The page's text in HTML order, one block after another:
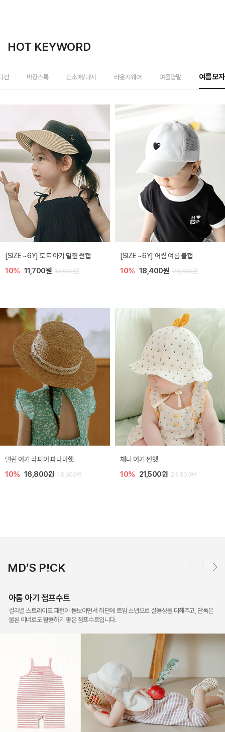
HOT KEYWORD
가디건 바캉스룩 민소매/나시 라운지웨어 여름양말 여
아레 니트 아기 가디건
5% 39,900원 42,000원
노리 니트 아기 가디건
10% 35,100원 39,000원
[SIZE ~6Y] 슈미 가디건
5% 17,100원 18,000원
[SIZE ~6Y] 마인 니트 가디건
10% 26,100원 29,000원
MD’S P!CK
아롬 아기 점프수트
컬러별 스트라이프 패턴이 돋보이면서 하단에 트임 스냅으로 실용성을 더해주고, 단독은
물론 이너로도 활용하기 좋은 점프수트입니다.